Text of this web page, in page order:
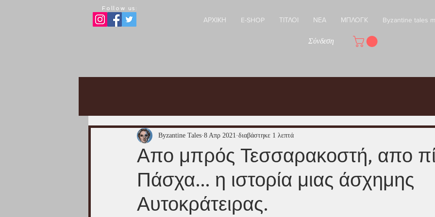
ΑΡΧΙΚΗ E-SHOP ΤΙΤΛΟΙ ΝΕΑ ΜΠΛΟΓΚ Byzantine tales
Follow us:
Σύνδεση
Απο μπρός Τεσσαρακοστή, απο
Πάσχα... η ιστορία μιας άσχημης
Αυτοκράτειρας.
Byzantine Tales 8 Απρ 2021 διαβάστηκε 1 λεπτά